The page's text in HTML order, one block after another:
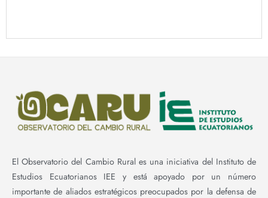
El Observatorio del Cambio Rural es una iniciativa del Instituto de
Estudios Ecuatorianos IEE y está apoyado por un número
importante de aliados estratégicos preocupados por la defensa de